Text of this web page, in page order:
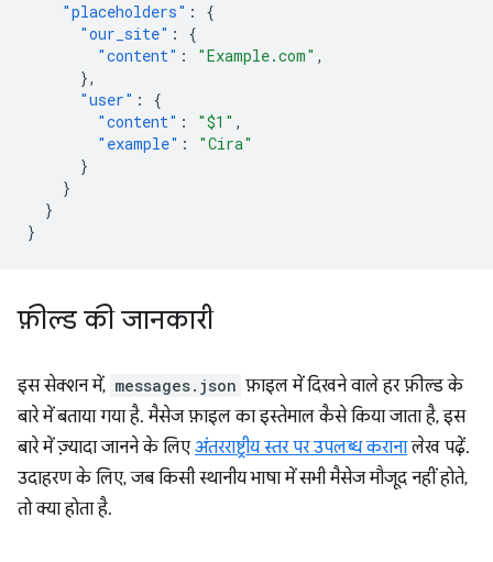
"placeholders" :
{
"our_site" :
{
"content" : "Example.com" ,
},
"user" :
{
"content" : "$1" ,
"example" :
"Cira"
}
}
}
}
फ़ील्ड की जानकारी
इस सेक्शन में, messages.json फ़ाइल में दिखने वाले हर फ़ील्ड के
बारे में बताया गया है. मैसेज फ़ाइल का इस्तेमाल कैसे किया जाता है, इस
बारे में ज़्यादा जानने के लिएअंतरराष्ट्रीय स्तर पर उपलब्ध करानालेख पढ़ें.
उदाहरण के लिए, जब किसी स्थानीय भाषा में सभी मैसेज मौजूद नहीं होते,
तो क्या होता है.